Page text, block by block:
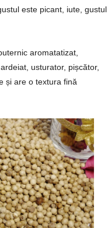
este picant, iute,
aromatatizat,
usturator, pișcător,
și are o textura fină